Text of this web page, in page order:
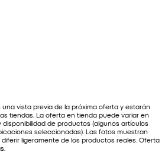
vista previa de la próxima oferta y estarán
tiendas. La oferta en tienda puede variar en
de productos (algunos artículos
seleccionadas). Las fotos muestran
ligeramente de los productos reales. Oferta